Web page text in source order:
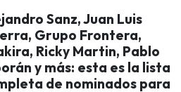
Sanz, Juan Luis
Grupo Frontera,
Ricky Martin, Pablo
y más: esta es la lista
de nominados para